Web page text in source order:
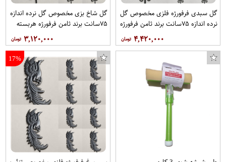
گل سبدی فرفورژه فلزی مخصوص گل
نرده اندازه ۷۵سانت برند ثامن فرفورژه
۴,۴۲۰,۰۰۰
گل شاخ بزی مخصوص گل نرده اندازه
۷۵سانت برند ثامن فرفورژه هربسته
۳,۱۲۰,۰۰۰
17%